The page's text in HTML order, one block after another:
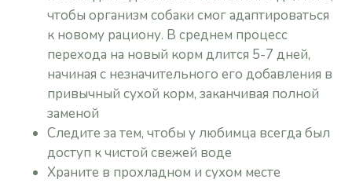
чтобы организм собаки смог адаптироваться
к новому рациону. В среднем процесс
перехода на новый корм длится 5-7 дней,
начиная с незначительного его добавления в
привычный сухой корм, заканчивая полной
заменой
Следите за тем, чтобы у любимца всегда был
доступ к чистой свежей воде
Храните в прохладном и сухом месте